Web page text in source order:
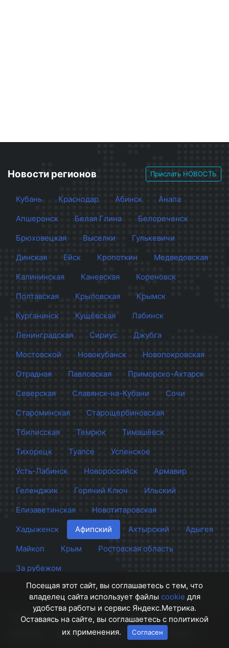
Новости регионов Прислать НОВОСТЬ
Кубань Краснодар Абинск
Анапа
Апшеронск
Белая Глина
Белореченск
Брюховецкая
Выселки
Гулькевичи
Динская
Ейск Кропоткин
Медведовская
Калининская
Каневская
Кореновск
Полтавская
Крыловская
Крымск
Курганинск
Кущёвская
Лабинск
Ленинградская
Сириус
Джубга
Мостовской
Новокубанск
Новопокровская
Отрадная
Павловская
Приморско-Ахтарск
Северская
Славянск-на-Кубани
Сочи
Староминская
Старощербиновская
Тбилисская
Темрюк
Тимашёвск
Тихорецк
Туапсе
Успенское
Усть-Лабинск
Новороссийск
Армавир
Геленджик
Горячий Ключ
Ильский
Елизаветинская
Новотитаровская
Хадыженск
Афипский Ахтырский
Адыгея
Майкоп
Крым
Ростовская область
За рубежом
Сайт Краснодара
© 2012 - 2026 СМИ Кубани
Правила Контакты Напишите нам
Посещая этот сайт, вы соглашаетесь с тем, что
владелец сайта использует файлы cookie для
удобства работы и сервис Яндекс.Метрика.
Оставаясь на сайте, вы соглашаетесь с политикой
их применения.
Согласен